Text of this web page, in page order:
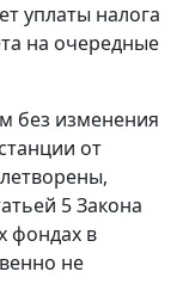
уплаты налога
на очередные
без изменения
от
5Закона
фондах в
не